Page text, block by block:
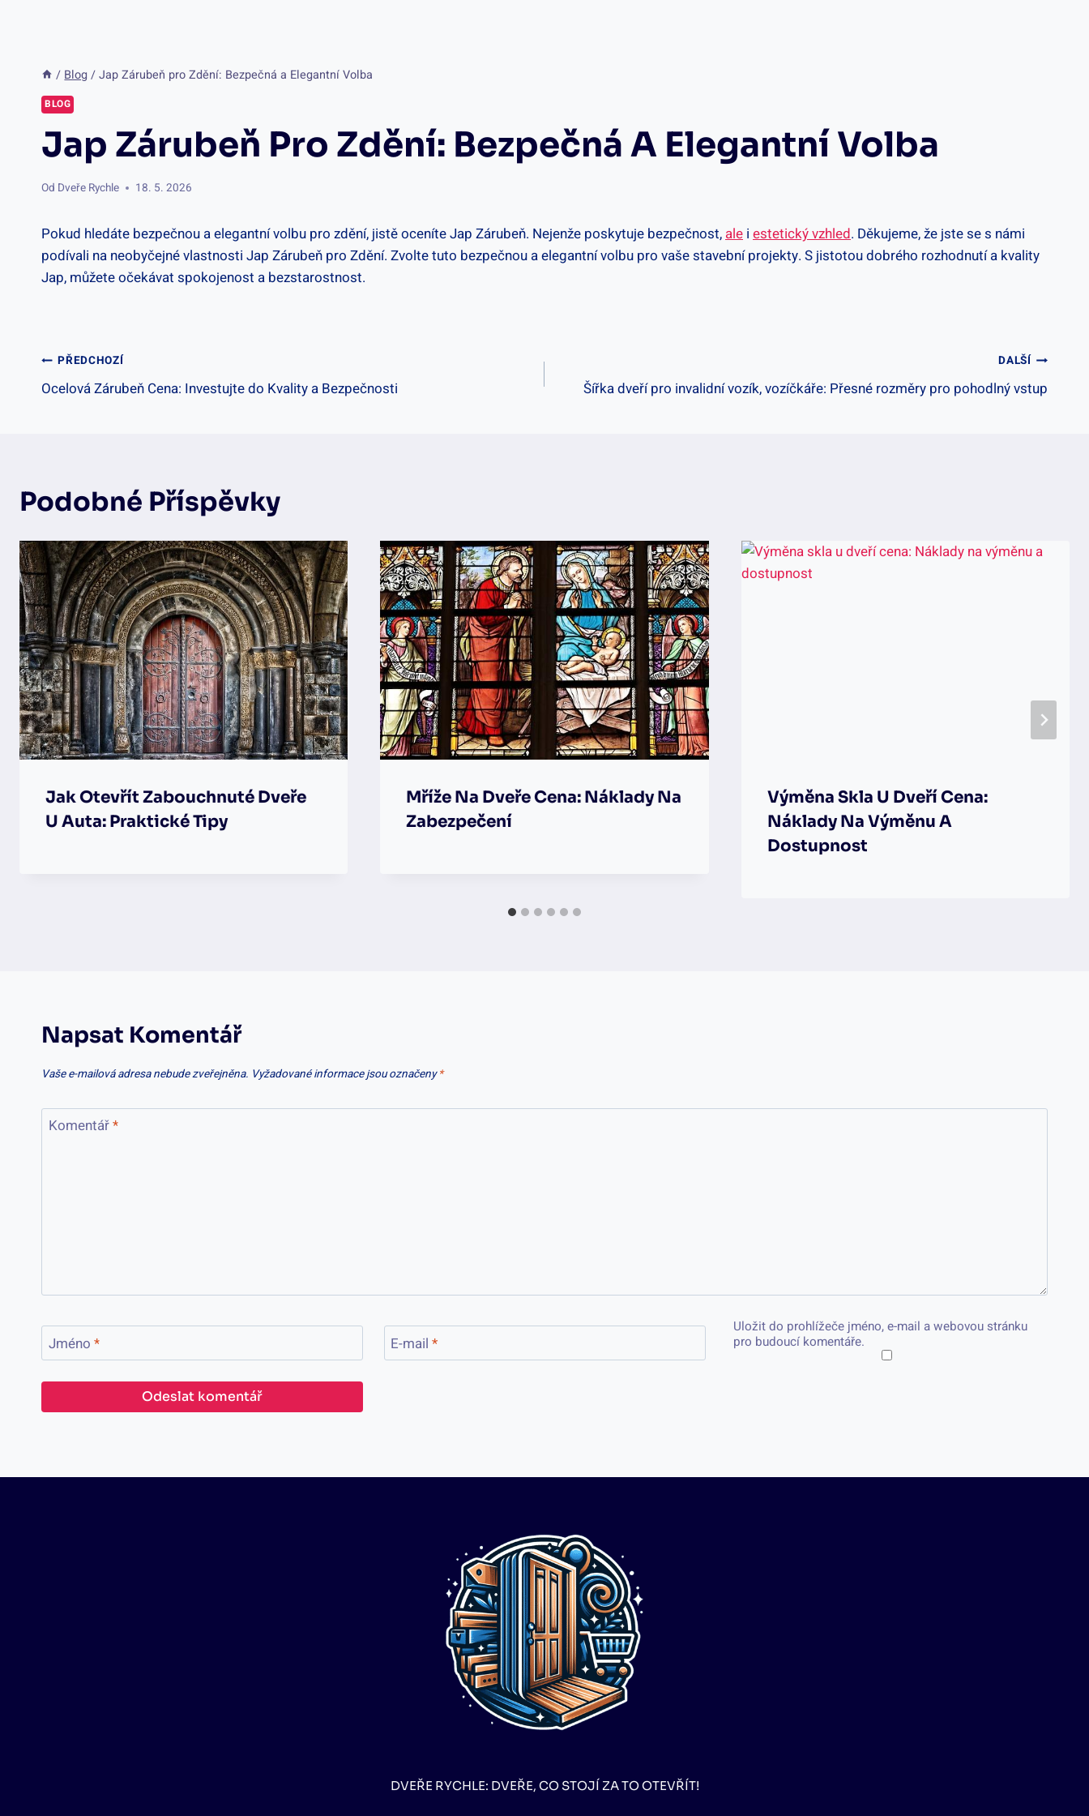
/ Blog / Jap Zárubeň pro Zdění: Bezpečná a Elegantní Volba
BLOG
Jap Zárubeň Pro Zdění: Bezpečná A Elegantní Volba
Od Dveře Rychle 18. 5. 2026
Pokud hledáte bezpečnou a elegantní volbu pro zdění, jistě oceníte Jap Zárubeň. Nejenže poskytuje bezpečnost, ale i estetický vzhled. Děkujeme, že jste se s námi
podívali na neobyčejné vlastnosti Jap Zárubeň pro Zdění. Zvolte tuto bezpečnou a elegantní volbu pro vaše stavební projekty. S jistotou dobrého rozhodnutí a kvality
Jap, můžete očekávat spokojenost a bezstarostnost.
Navigace
PŘEDCHOZÍ
Ocelová Zárubeň Cena: Investujte do Kvality a Bezpečnosti
DALŠÍ
Šířka dveří pro invalidní vozík, vozíčkáře: Přesné rozměry pro pohodlný vstup
Podobné Příspěvky
Jak Otevřít Zabouchnuté Dveře
U Auta: Praktické Tipy
Mříže Na Dveře Cena: Náklady Na
Zabezpečení
Výměna Skla U Dveří Cena:
Náklady Na Výměnu A
Dostupnost
Napsat Komentář
Vaše e-mailová adresa nebude zveřejněna. Vyžadované informace jsou označeny*
Komentář*
Jméno * E-mail *
Uložit do prohlížeče jméno, e-mail a webovou stránku
pro budoucí komentáře.
DVEŘE RYCHLE: DVEŘE, CO STOJÍ ZA TO OTEVŘÍT!